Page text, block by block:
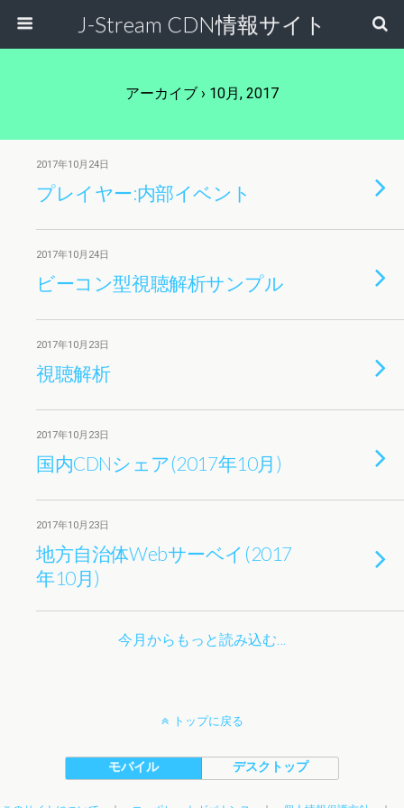
J-Stream CDN情報サイト
アーカイブ › 10月, 2017
2017年10月24日
プレイヤー:内部イベント
2017年10月24日
ビーコン型視聴解析サンプル
2017年10月23日
視聴解析
2017年10月23日
国内CDNシェア(2017年10月)
2017年10月23日
地方自治体Webサーベイ(2017
年10月)
今月からもっと読み込む…
トップに戻る
モバイル デスクトップ